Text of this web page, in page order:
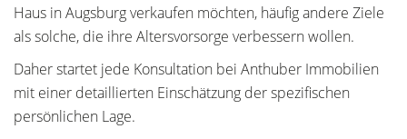
Haus in Augsburg verkaufen möchten, häufig andere Ziele
als solche, die ihre Altersvorsorge verbessern wollen.
Daher startet jede Konsultation bei Anthuber Immobilien
mit einer detaillierten Einschätzung der spezifischen
persönlichen Lage.